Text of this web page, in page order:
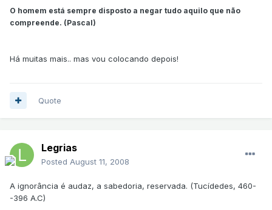
O homem está sempre disposto a negar tudo aquilo que não
compreende. (Pascal)
Há muitas mais.. mas vou colocando depois!
Quote
Legrias
Posted August 11, 2008
A ignorância é audaz, a sabedoria, reservada. (Tucídedes, 460-
-396 A.C)